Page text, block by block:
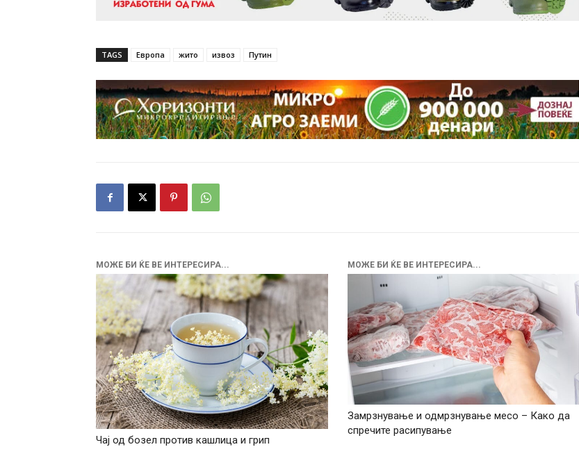
TAGS Европа жито извоз Путин
МОЖЕ БИ ЌЕ ВЕ ИНТЕРЕСИРА...
Чај од бозел против кашлица и грип
МОЖЕ БИ ЌЕ ВЕ ИНТЕРЕСИРА...
Замрзнување и одмрзнување месо – Како да
спречите расипување